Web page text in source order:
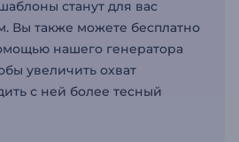
станут для вас
Вы также можете бесплатно
нашего генератора
увеличить охват
с ней более тесный